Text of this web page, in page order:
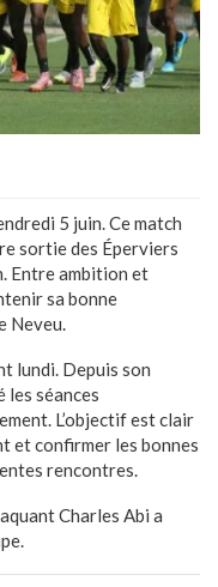
5 juin. Ce match
sortie des Éperviers
Entre ambition et
sa bonne
Neveu.
lundi. Depuis son
les séances
L’objectif est clair
et confirmer les bonnes
rencontres.
Charles Abi a